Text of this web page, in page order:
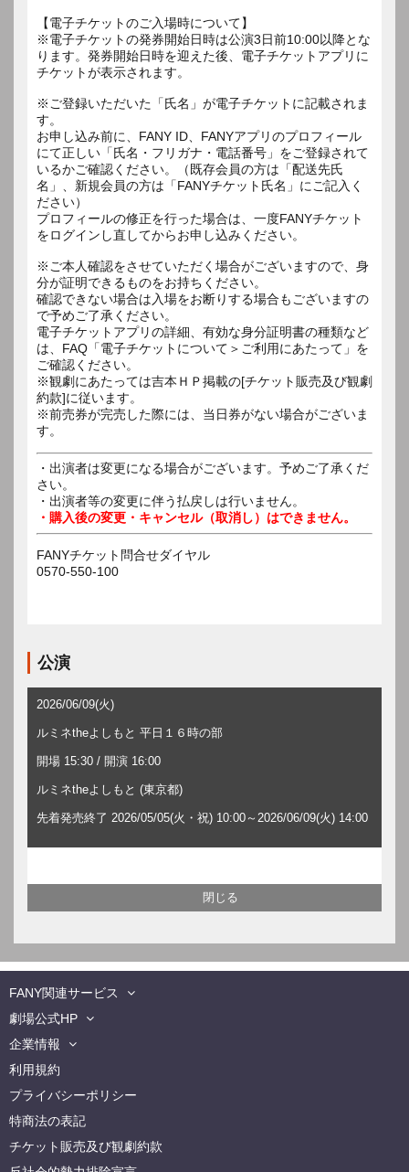
【電子チケットのご入場時について】
※電子チケットの発券開始日時は公演3日前10:00以降とな
ります。発券開始日時を迎えた後、電子チケットアプリに
チケットが表示されます。
※ご登録いただいた「氏名」が電子チケットに記載されま
す。
お申し込み前に、FANY ID、FANYアプリのプロフィール
にて正しい「氏名・フリガナ・電話番号」をご登録されて
いるかご確認ください。（既存会員の方は「配送先氏
名」、新規会員の方は「FANYチケット氏名」にご記入く
ださい）
プロフィールの修正を行った場合は、一度FANYチケット
をログインし直してからお申し込みください。
※ご本人確認をさせていただく場合がございますので、身
分が証明できるものをお持ちください。
確認できない場合は入場をお断りする場合もございますの
で予めご了承ください。
電子チケットアプリの詳細、有効な身分証明書の種類など
は、FAQ「電子チケットについて＞ご利用にあたって」を
ご確認ください。
※観劇にあたっては吉本ＨＰ掲載の[チケット販売及び観劇
約款]に従います。
※前売券が完売した際には、当日券がない場合がございま
す。
・出演者は変更になる場合がございます。予めご了承くだ
さい。
・出演者等の変更に伴う払戻しは行いません。
・購入後の変更・キャンセル（取消し）はできません。
FANYチケット問合せダイヤル
0570-550-100
公演
2026/06/09(火)
ルミネtheよしもと 平日１６時の部
開場 15:30 / 開演 16:00
ルミネtheよしもと (東京都)
先着発売終了 2026/05/05(火・祝) 10:00～2026/06/09(火) 14:00
FANY関連サービス
劇場公式HP
企業情報
利用規約
プライバシーポリシー
特商法の表記
チケット販売及び観劇約款